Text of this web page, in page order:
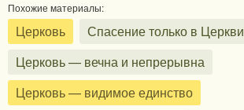
Похожие материалы:
Церковь
Спасение только в Церкви
Церковь — вечна и непрерывна
Церковь — видимое единство